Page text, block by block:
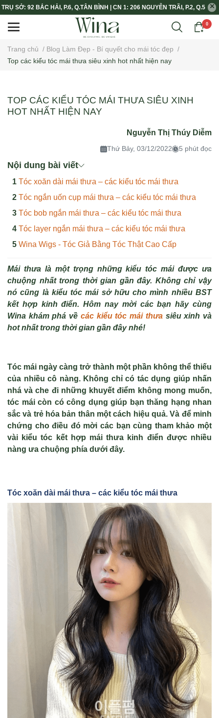
TRỤ SỞ: 92 BẮC HẢI, P.6, Q.TÂN BÌNH | CN 1: 206 NGUYỄN TRÃI, P.2, Q.5
0
Trang chủ / Blog Làm Đẹp - Bí quyết cho mái tóc đẹp /
Top các kiểu tóc mái thưa siêu xinh hot nhất hiện nay
TOP CÁC KIỂU TÓC MÁI THƯA SIÊU XINH
HOT NHẤT HIỆN NAY
Nguyễn Thị Thúy Diễm
Thứ Bảy, 03/12/2022 5 phút đọc
Nội dung bài viết
Tóc xoăn dài mái thưa – các kiểu tóc mái thưa
Tóc ngắn uốn cụp mái thưa – các kiểu tóc mái thưa
Tóc bob ngắn mái thưa – các kiểu tóc mái thưa
Tóc layer ngắn mái thưa – các kiểu tóc mái thưa
Wina Wigs - Tóc Giả Bằng Tóc Thật Cao Cấp
Mái thưa là một trọng những kiểu tóc mái được ưa
chuộng nhất trong thời gian gần đây. Không chỉ vậy
nó cũng là kiểu tóc mái sở hữu cho mình nhiều BST
kết hợp kinh điển. Hôm nay mời các bạn hãy cùng
Wina khám phá về các kiểu tóc mái thưa siêu xinh và
hot nhất trong thời gian gần đây nhé!
Tóc mái ngày càng trở thành một phần không thể thiếu
của nhiều cô nàng. Không chỉ có tác dụng giúp nhấn
nhá và che đi những khuyết điểm không mong muốn,
tóc mái còn có công dụng giúp bạn thăng hạng nhan
sắc và trẻ hóa bản thân một cách hiệu quả. Và để minh
chứng cho điều đó mời các bạn cùng tham khảo một
vài kiểu tóc kết hợp mái thưa kinh điển được nhiều
nàng ưa chuộng phía dưới đây.
Tóc xoăn dài mái thưa – các kiểu tóc mái thưa